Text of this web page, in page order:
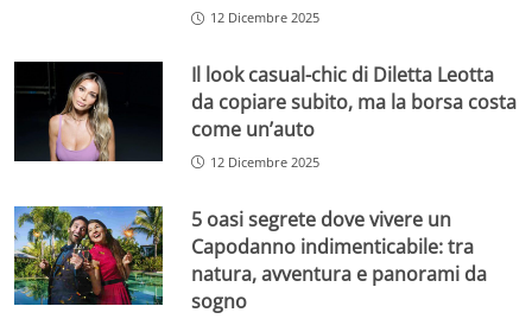
12 Dicembre 2025
Il look casual-chic di Diletta Leotta
da copiare subito, ma la borsa costa
come un’auto
12 Dicembre 2025
5 oasi segrete dove vivere un
Capodanno indimenticabile: tra
natura, avventura e panorami da
sogno